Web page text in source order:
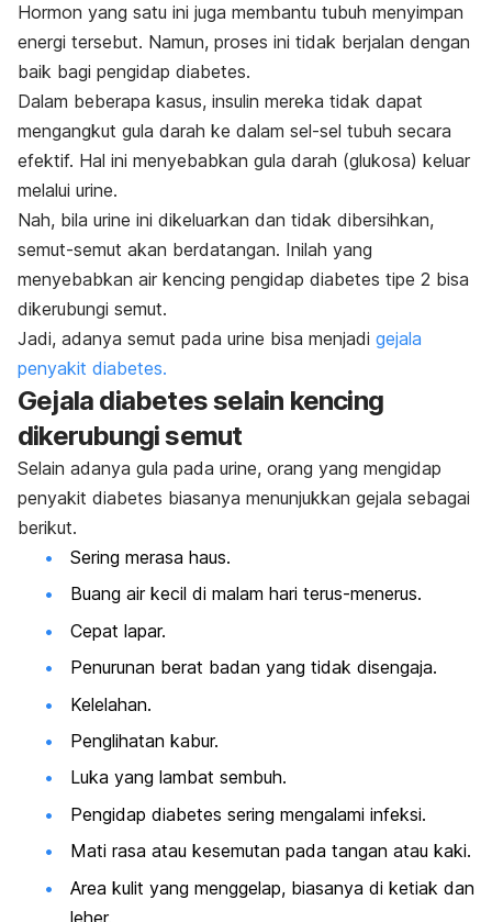
Hormon yang satu ini juga membantu tubuh menyimpan
energi tersebut. Namun, proses ini tidak berjalan dengan
baik bagi pengidap diabetes.
Dalam beberapa kasus, insulin mereka tidak dapat
mengangkut gula darah ke dalam sel-sel tubuh secara
efektif. Hal ini menyebabkan gula darah (glukosa) keluar
melalui urine.
Nah, bila urine ini dikeluarkan dan tidak dibersihkan,
semut-semut akan berdatangan. Inilah yang
menyebabkan air kencing pengidap diabetes tipe 2 bisa
dikerubungi semut.
Jadi, adanya semut pada urine bisa menjadi gejala
penyakit diabetes.
Gejala diabetes selain kencing
dikerubungi semut
Selain adanya gula pada urine, orang yang mengidap
penyakit diabetes biasanya menunjukkan gejala sebagai
berikut.
Sering merasa haus.
Buang air kecil di malam hari terus-menerus.
Cepat lapar.
Penurunan berat badan yang tidak disengaja.
Kelelahan.
Penglihatan kabur.
Luka yang lambat sembuh.
Pengidap diabetes sering mengalami infeksi.
Mati rasa atau kesemutan pada tangan atau kaki.
Area kulit yang menggelap, biasanya di ketiak dan
leher.